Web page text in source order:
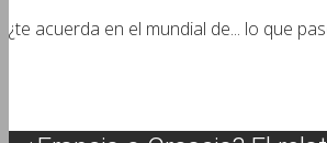
¿te acuerda en el mundial de... lo que